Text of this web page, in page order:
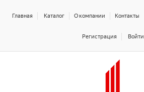
Главная Каталог О компании Контакты
Регистрация Войти